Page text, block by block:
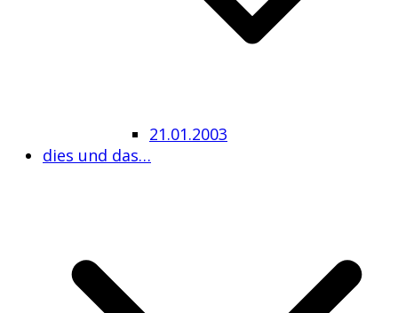
21.01.2003
dies und das…